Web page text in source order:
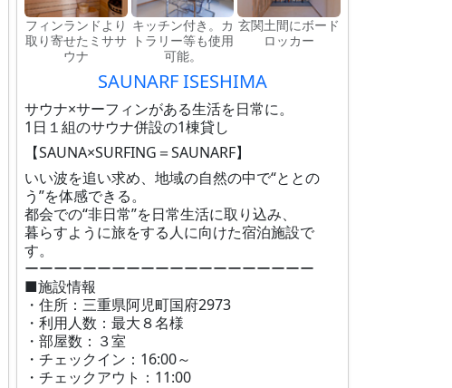
フィンランドより
取り寄せたミササ
ウナ
キッチン付き。カ
トラリー等も使用
可能。
玄関土間にボード
ロッカー
SAUNARF ISESHIMA
サウナ×サーフィンがある生活を日常に。
1日１組のサウナ併設の1棟貸し
【SAUNA×SURFING＝SAUNARF】
いい波を追い求め、地域の自然の中で“ととの
う”を体感できる。
都会での“非日常”を日常生活に取り込み、
暮らすように旅をする人に向けた宿泊施設で
す。
ーーーーーーーーーーーーーーーーーーーー
■施設情報
・住所：三重県阿児町国府2973
・利用人数：最大８名様
・部屋数：３室
・チェックイン：16:00～
・チェックアウト：11:00